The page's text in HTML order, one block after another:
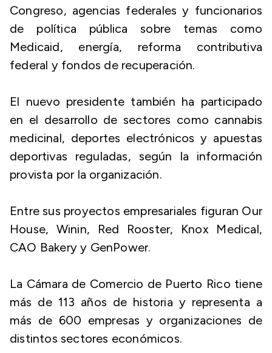
Congreso, agencias federales y funcionarios
de política pública sobre temas como
Medicaid, energía, reforma contributiva
federal y fondos de recuperación.
El nuevo presidente también ha participado
en el desarrollo de sectores como cannabis
medicinal, deportes electrónicos y apuestas
deportivas reguladas, según la información
provista por la organización.
Entre sus proyectos empresariales figuran Our
House, Winin, Red Rooster, Knox Medical,
CAO Bakery y GenPower.
La Cámara de Comercio de Puerto Rico tiene
más de 113 años de historia y representa a
más de 600 empresas y organizaciones de
distintos sectores económicos.